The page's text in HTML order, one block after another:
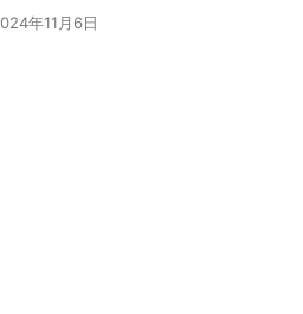
年11月6日